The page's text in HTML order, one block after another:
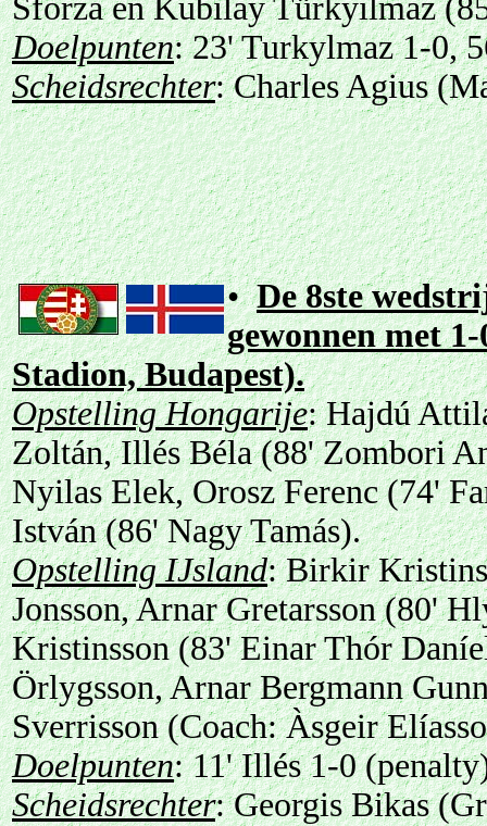
Sforza en Kubilay Türkyilmaz
Doelpunten: 23' Turkylmaz 1-0,
Scheidsrechter: Charles Agius
•De 8ste
gewonnen met
Stadion, Budapest).
Opstelling Hongarije: Hajdú
Zoltán, Illés Béla (88' Zombori
Nyilas Elek, Orosz Ferenc (74'
István (86' Nagy Tamás).
Opstelling IJsland: Birkir
Jonsson, Arnar Gretarsson (80'
Kristinsson (83' Einar Thór
Örlygsson, Arnar Bergmann
Sverrisson (Coach: Àsgeir
Doelpunten: 11' Illés 1-0
Scheidsrechter: Georgis Bikas